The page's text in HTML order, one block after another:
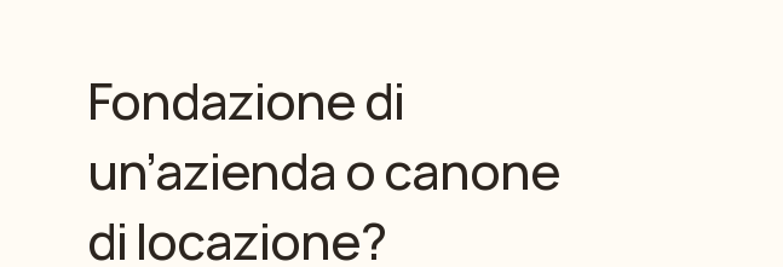
Fondazione di
un’azienda o canone
di locazione?